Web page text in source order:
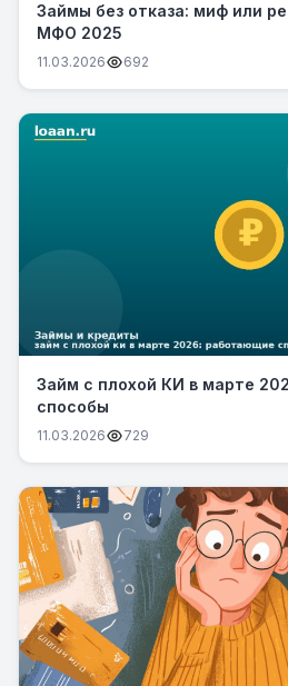
Займы без отказа: миф или
МФО 2025
11.03.2026 692
Займ с плохой КИ в марте
способы
11.03.2026 729